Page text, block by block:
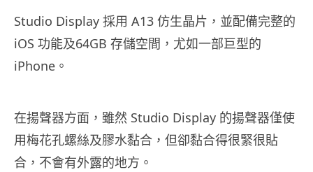
Studio Display 採用 A13 仿生晶片，並配備完整的
iOS 功能及64GB 存儲空間，尤如一部巨型的
iPhone。
在揚聲器方面，雖然 Studio Display 的揚聲器僅使
用梅花孔螺絲及膠水黏合，但卻黏合得很緊很貼
合，不會有外露的地方。